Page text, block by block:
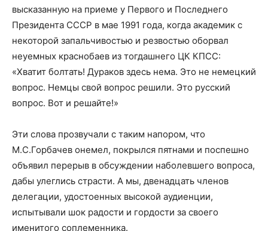
высказанную на приеме у Первого и Последнего
Президента СССР в мае 1991 года, когда академик с
некоторой запальчивостью и резвостью оборвал
неуемных краснобаев из тогдашнего ЦК КПСС:
«Хватит болтать! Дураков здесь нема. Это не немецкий
вопрос. Немцы свой вопрос решили. Это русский
вопрос. Вот и решайте!»
Эти слова прозвучали с таким напором, что
М.С.Горбачев онемел, покрылся пятнами и поспешно
объявил перерыв в обсуждении наболевшего вопроса,
дабы улеглись страсти. А мы, двенадцать членов
делегации, удостоенных высокой аудиенции,
испытывали шок радости и гордости за своего
именитого соплеменника.